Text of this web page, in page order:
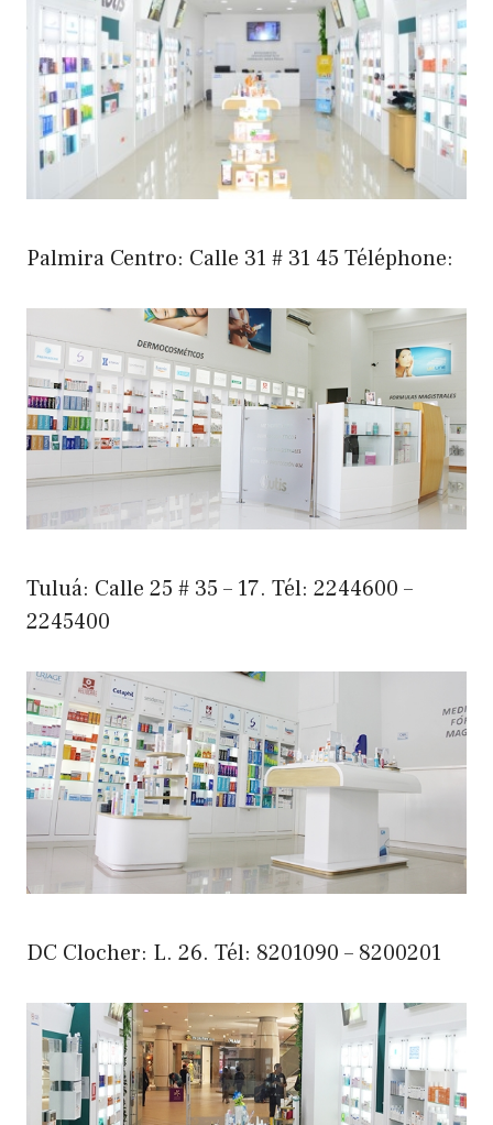
Palmira Centro: Calle 31 # 31 45 Téléphone:
Tuluá: Calle 25 # 35 – 17. Tél: 2244600 –
2245400
DC Clocher: L. 26. Tél: 8201090 – 8200201